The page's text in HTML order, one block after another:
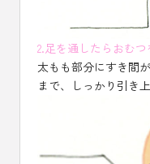
2.足を通したらおむ
太もも部分にすき間
まで、しっかり引き